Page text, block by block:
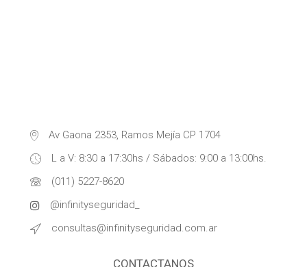
CONTACTANOS
Av Gaona 2353, Ramos Mejía CP 1704
L a V: 8:30 a 17:30hs / Sábados: 9:00 a 13:00hs.
(011) 5227-8620
@infinityseguridad_
consultas@infinityseguridad.com.ar